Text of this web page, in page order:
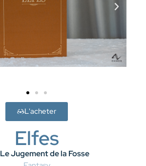
L'acheter
Elfes
Le Jugement de la Fosse